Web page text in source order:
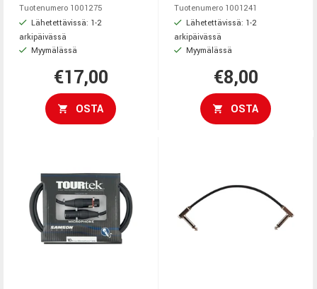
Tuotenumero 1001275
Lähetettävissä: 1-2
arkipäivässä
Myymälässä
€17,00
OSTA
Tuotenumero 1001241
Lähetettävissä: 1-2
arkipäivässä
Myymälässä
€8,00
OSTA